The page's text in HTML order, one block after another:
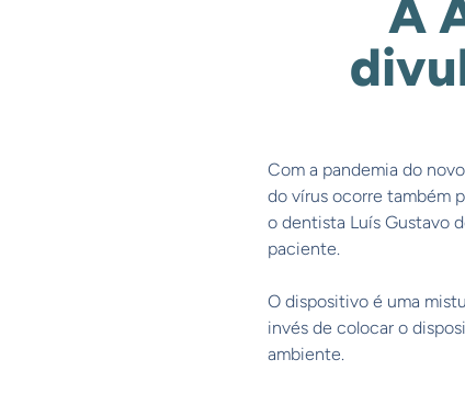
A
Com a pandemia do
do vírus ocorre também
o dentista Luís Gustavo
paciente.
O dispositivo é uma
invés de colocar o
ambiente.